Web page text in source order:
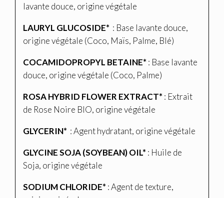
lavante douce, origine végétale
LAURYL GLUCOSIDE* : Base lavante douce,
origine végétale (Coco, Maïs, Palme, Blé)
COCAMIDOPROPYL BETAINE* : Base lavante
douce, origine végétale (Coco, Palme)
ROSA HYBRID FLOWER EXTRACT* : Extrait
de Rose Noire BIO, origine végétale
GLYCERIN* : Agent hydratant, origine végétale
GLYCINE SOJA (SOYBEAN) OIL* : Huile de
Soja, origine végétale
SODIUM CHLORIDE* : Agent de texture,